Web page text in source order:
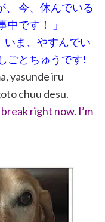
、 今、休んでいる
です！ 」
いま、やすんでい
ごとちゅうです!
yasunde iru
chuu desu.
right now. I’m